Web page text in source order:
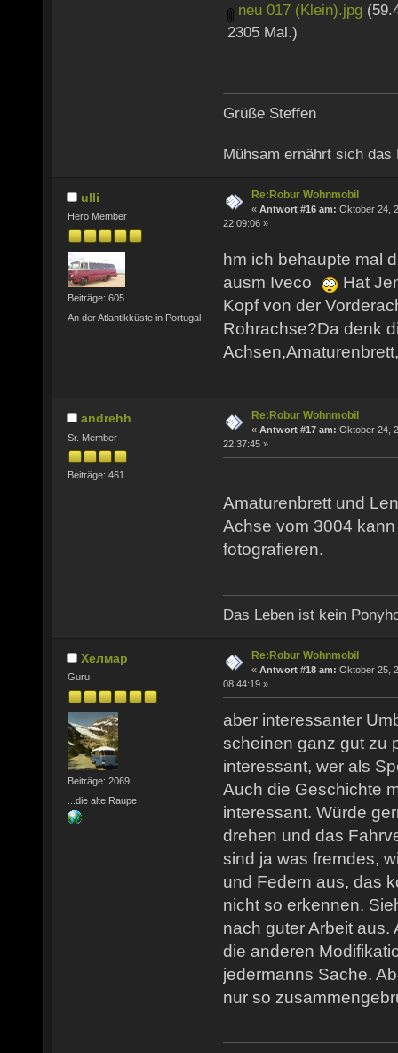
neu 017 (Klein).jpg
2305 Mal.)
Grüße Steffen
Mühsam ernährt sich das
ulli
Hero Member
Beiträge: 605
An der Atlantikküste in Portugal
Re:Robur Wohnmobil
« Antwort #16 am: Oktober 24,
22:09:06 »
hm ich behaupte mal
ausm Iveco
Hat
Kopf von der
Rohrachse?Da denk
andrehh
Sr. Member
Beiträge: 461
Re:Robur Wohnmobil
« Antwort #17 am: Oktober 24,
22:37:45 »
Amaturenbrett und
Achse vom 3004
fotografieren.
Das Leben ist kein
Хелмар
Guru
Beiträge: 2069
...die alte Raupe
Re:Robur Wohnmobil
« Antwort #18 am: Oktober 25,
08:44:19 »
aber interessanter
scheinen ganz gut zu
interessant, wer als
Auch die Geschichte
interessant. Würde
drehen und das
sind ja was fremdes,
und Federn aus, das
nicht so erkennen.
nach guter Arbeit
die anderen
jedermanns Sache.
nur so